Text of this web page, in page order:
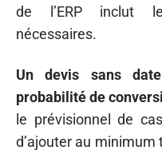
de l’ERP inclut
nécessaires.
Un devis sans
probabilité de
le prévisionnel de
d’ajouter au